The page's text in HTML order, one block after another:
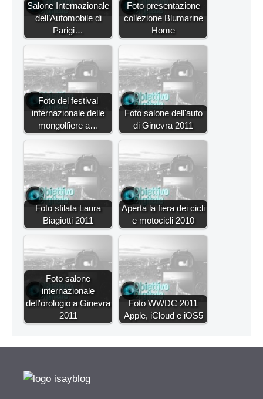
Salone Internazionale
dell’Automobile di
Parigi…
Foto presentazione
collezione Blumarine
Home
Foto del festival
internazionale delle
mongolfiere a…
Foto salone dell'auto
di Ginevra 2011
Foto sfilata Laura
Biagiotti 2011
Aperta la fiera dei cicli
e motocicli 2010
Foto salone
internazionale
dell'orologio a Ginevra
2011
Foto WWDC 2011
Apple, iCloud e iOS5